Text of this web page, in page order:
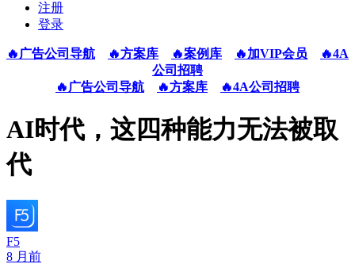
注册
登录
🔥广告公司导航 🔥方案库 🔥案例库 🔥加VIP会员
🔥4A
公司招聘
🔥广告公司导航
🔥方案库 🔥4A公司招聘
AI时代，这四种能力无法被取
代
F5
8 月前